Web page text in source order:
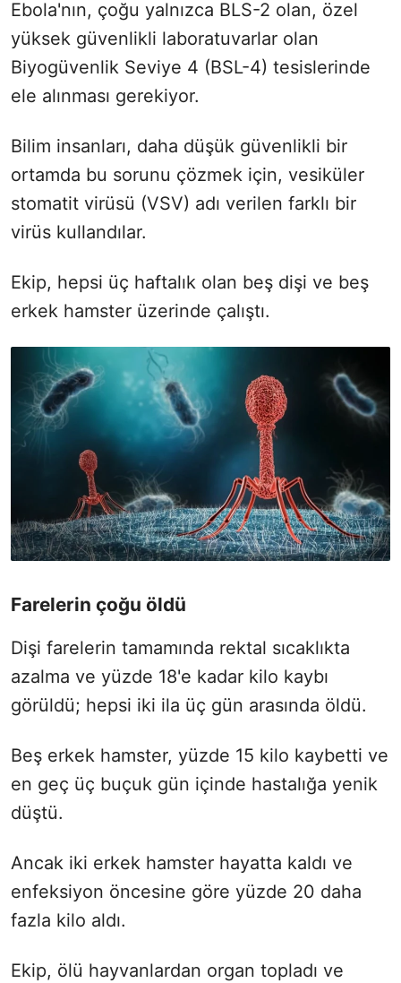
Ebola'nın, çoğu yalnızca BLS-2 olan, özel
yüksek güvenlikli laboratuvarlar olan
Biyogüvenlik Seviye 4 (BSL-4) tesislerinde
ele alınması gerekiyor.
Bilim insanları, daha düşük güvenlikli bir
ortamda bu sorunu çözmek için, vesiküler
stomatit virüsü (VSV) adı verilen farklı bir
virüs kullandılar.
Ekip, hepsi üç haftalık olan beş dişi ve beş
erkek hamster üzerinde çalıştı.
Farelerin çoğu öldü
Dişi farelerin tamamında rektal sıcaklıkta
azalma ve yüzde 18'e kadar kilo kaybı
görüldü; hepsi iki ila üç gün arasında öldü.
Beş erkek hamster, yüzde 15 kilo kaybetti ve
en geç üç buçuk gün içinde hastalığa yenik
düştü.
Ancak iki erkek hamster hayatta kaldı ve
enfeksiyon öncesine göre yüzde 20 daha
fazla kilo aldı.
Ekip, ölü hayvanlardan organ topladı ve